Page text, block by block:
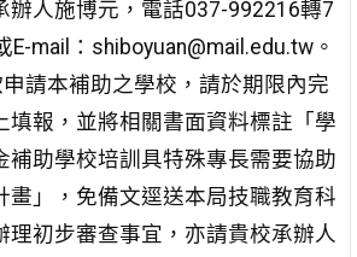
辦人施博元，電話037-992216轉7
E-mail：shiboyuan@mail.edu.tw。
請本補助之學校，請於期限內完
填報，並將相關書面資料標註「學
補助學校培訓具特殊專長需要協助
畫」，免備文逕送本局技職教育科
理初步審查事宜，亦請貴校承辦人